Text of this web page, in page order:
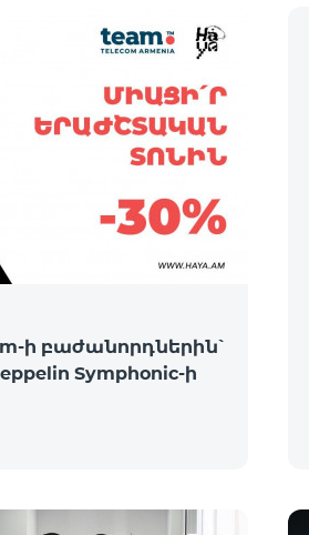
ի բաժանորդներին՝
Symphonic-ի